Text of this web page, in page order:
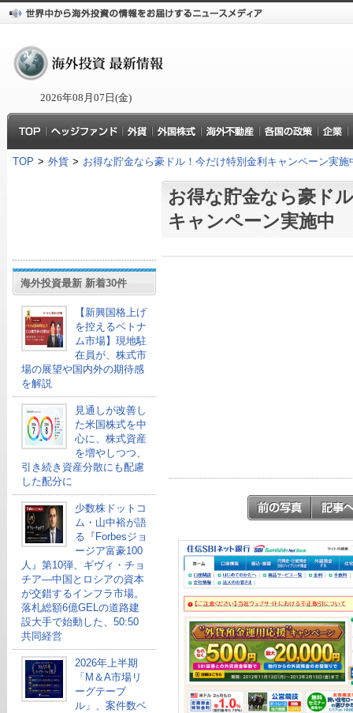
2026年08月07日(金)
TOP > 外貨 > お得な貯金なら豪ドル！今だけ特別金利キャンペーン実施
海外投資最新 新着30件
【新興国格上げ
を控えるベトナ
ム市場】現地駐
在員が、株式市
場の展望や国内外の期待感
を解説
見通しが改善し
た米国株式を中
心に、株式資産
を増やしつつ、
引き続き資産分散にも配慮
した配分に
少数株ドットコ
ム・山中裕が語
る『Forbesジョ
ージア富豪100
人』第10弾、ギヴィ・チョ
チア―中国とロシアの資本
が交錯するインフラ市場。
落札総額6億GELの道路建
設大手で始動した、50:50
共同経営
2026年上半期
「M＆A市場リ
ーグテーブ
ル」、案件数ベ
お得な貯金なら豪ド
キャンペーン実施中